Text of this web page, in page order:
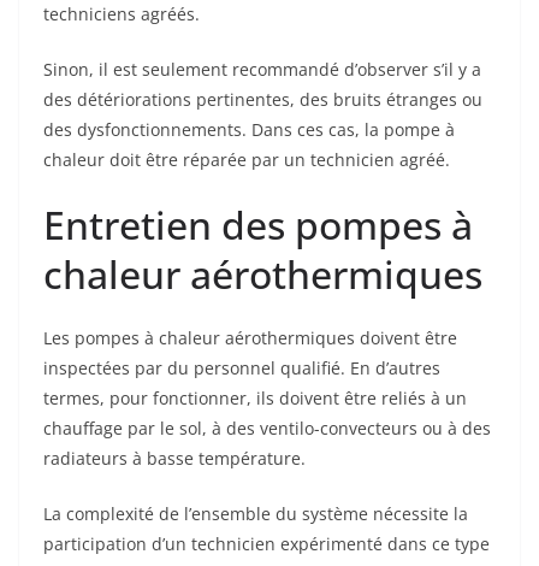
techniciens agréés.
Sinon, il est seulement recommandé d’observer s’il y a
des détériorations pertinentes, des bruits étranges ou
des dysfonctionnements. Dans ces cas, la pompe à
chaleur doit être réparée par un technicien agréé.
Entretien des pompes à
chaleur aérothermiques
Les pompes à chaleur aérothermiques doivent être
inspectées par du personnel qualifié. En d’autres
termes, pour fonctionner, ils doivent être reliés à un
chauffage par le sol, à des ventilo-convecteurs ou à des
radiateurs à basse température.
La complexité de l’ensemble du système nécessite la
participation d’un technicien expérimenté dans ce type